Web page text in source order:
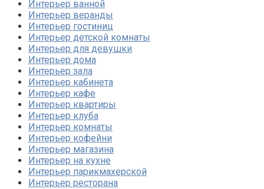
Интерьер ванной
Интерьер веранды
Интерьер гостиниц
Интерьер детской комнаты
Интерьер для девушки
Интерьер дома
Интерьер зала
Интерьер кабинета
Интерьер кафе
Интерьер квартиры
Интерьер клуба
Интерьер комнаты
Интерьер кофейни
Интерьер магазина
Интерьер на кухне
Интерьер парикмахерской
Интерьер ресторана